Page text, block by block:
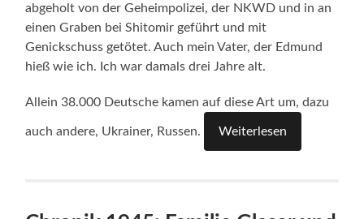
abgeholt von der Geheimpolizei, der NKWD und in an
einen Graben bei Shitomir geführt und mit
Genickschuss getötet. Auch mein Vater, der Edmund
hieß wie ich. Ich war damals drei Jahre alt.
Allein 38.000 Deutsche kamen auf diese Art um, dazu
auch andere, Ukrainer, Russen. Weiterlesen